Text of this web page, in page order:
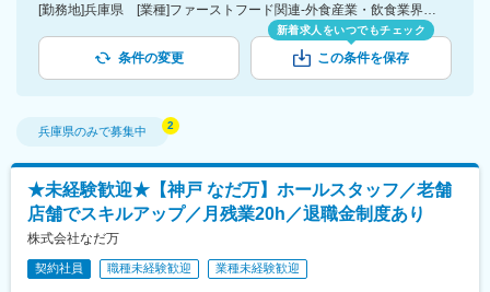
[勤務地]兵庫県 [業種]ファーストフード関連-外食産業・飲食業界 [詳細条件](募集・採用情報)入社後の職種変更なし
条件の変更
新着求人をいつでもチェック
この条件を保存
兵庫県のみで募集中
★未経験歓迎★【神戸 なだ万】ホールスタッフ／老舗
店舗でスキルアップ／月残業20h／退職金制度あり
株式会社なだ万
契約社員 職種未経験歓迎 業種未経験歓迎